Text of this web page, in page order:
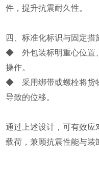
件，提升抗震耐久性。
四、标准化标识与固定措
◆ 外包装标明重心位置
操作。
◆ 采用绑带或螺栓将货
导致的位移。
通过上述设计，可有效应
载荷，兼顾抗震性能与装